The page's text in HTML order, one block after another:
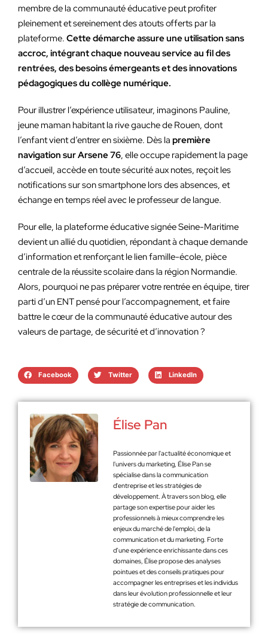
membre de la communauté éducative peut profiter
pleinement et sereinement des atouts offerts par la
plateforme. Cette démarche assure une utilisation sans
accroc, intégrant chaque nouveau service au fil des
rentrées, des besoins émergeants et des innovations
pédagogiques du collège numérique.
Pour illustrer l’expérience utilisateur, imaginons Pauline,
jeune maman habitant la rive gauche de Rouen, dont
l’enfant vient d’entrer en sixième. Dès la première
navigation sur Arsene 76, elle occupe rapidement la page
d’accueil, accède en toute sécurité aux notes, reçoit les
notifications sur son smartphone lors des absences, et
échange en temps réel avec le professeur de langue.
Pour elle, la plateforme éducative signée Seine-Maritime
devient un allié du quotidien, répondant à chaque demande
d’information et renforçant le lien famille-école, pièce
centrale de la réussite scolaire dans la région Normandie.
Alors, pourquoi ne pas préparer votre rentrée en équipe, tirer
parti d’un ENT pensé pour l’accompagnement, et faire
battre le cœur de la communauté éducative autour des
valeurs de partage, de sécurité et d’innovation ?
Facebook Twitter LinkedIn
Élise Pan
Passionnée par l'actualité économique et
l'univers du marketing, Élise Pan se
spécialise dans la communication
d'entreprise et les stratégies de
développement. À travers son blog, elle
partage son expertise pour aider les
professionnels à mieux comprendre les
enjeux du marché de l'emploi, de la
communication et du marketing. Forte
d’une expérience enrichissante dans ces
domaines, Élise propose des analyses
pointues et des conseils pratiques pour
accompagner les entreprises et les individus
dans leur évolution professionnelle et leur
stratégie de communication.